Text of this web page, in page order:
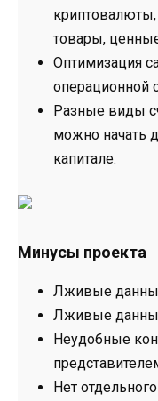
товары,
Оптимизация
операционной
Разные виды
можно начать
капитале.
Минусы проекта
Лживые
Лживые
Неудобные
Нет